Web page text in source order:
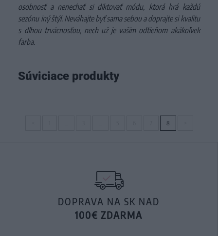
osobnosť a nenechať si diktovať módu, ktorá hrá každú
sezónu iný štýl. Neváhajte byť sama sebou a doprajte si kvalitu
s dlhou trvácnosťou, nech už je vaším odtieňom akákoľvek
farba.
Súviciace produkty
8
DOPRAVA NA SK NAD
100€ ZDARMA